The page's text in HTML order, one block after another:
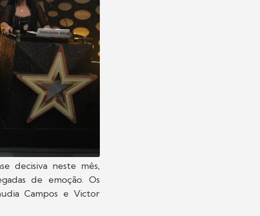
decisiva neste mês,
de emoção. Os
Campos e Victor